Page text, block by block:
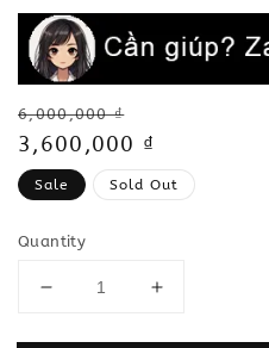
Regular
price
6,000,000 ₫
Sale
price
3,600,000 ₫
Sale Sold Out
Quantity